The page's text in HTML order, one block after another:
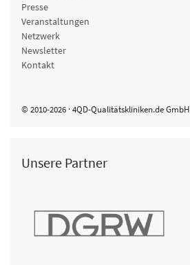
Presse
Veranstaltungen
Netzwerk
Newsletter
Kontakt
© 2010-2026 · 4QD-Qualitätskliniken.de GmbH
Unsere Partner